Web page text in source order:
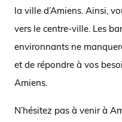
la ville d’Amiens. Ainsi,
vers le centre-ville. Les
environnants ne
et de répondre à vos
Amiens.
N’hésitez pas à venir à